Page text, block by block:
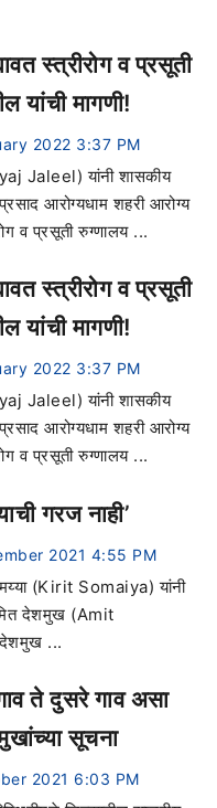
स्त्रीरोग व प्रसूती
यांची मागणी!
2022 3:37 PM
Jaleel) यांनी शासकीय
आरोग्यधाम शहरी आरोग्य
व प्रसूती रुग्णालय ...
स्त्रीरोग व प्रसूती
यांची मागणी!
2022 3:37 PM
Jaleel) यांनी शासकीय
आरोग्यधाम शहरी आरोग्य
व प्रसूती रुग्णालय ...
गरज नाही’
2021 4:55 PM
(Kirit Somaiya) यांनी
देशमुख (Amit
देशमुख ...
ते दुसरे गाव असा
सूचना
2021 6:03 PM